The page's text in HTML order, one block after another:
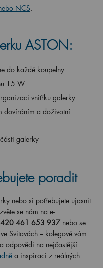
NCS.
ASTON:
do každé koupelny
15 W
vnitřku galerky
dovíráním a doživotní
galerky
poradit
nebo si potřebujete ujasnit
se nám na e-
461 653 937 nebo se
Svitavách – kolegové vám
odpovědi na nejčastější
a inspiraci z reálných